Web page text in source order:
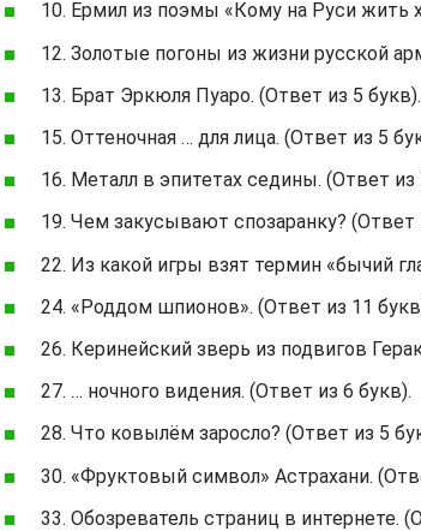
10. Ермил из поэмы «Кому на Руси жить
12. Золотые погоны из жизни русской
13. Брат Эркюля Пуаро. (Ответ из 5 букв).
15. Оттеночная … для лица. (Ответ из 5
16. Металл в эпитетах седины. (Ответ из
19. Чем закусывают спозаранку? (Ответ
22. Из какой игры взят термин «бычий
24. «Роддом шпионов». (Ответ из 11
26. Керинейский зверь из подвигов
27. … ночного видения. (Ответ из 6 букв).
28. Что ковылём заросло? (Ответ из 5
30. «Фруктовый символ» Астрахани.
33. Обозреватель страниц в интернете.